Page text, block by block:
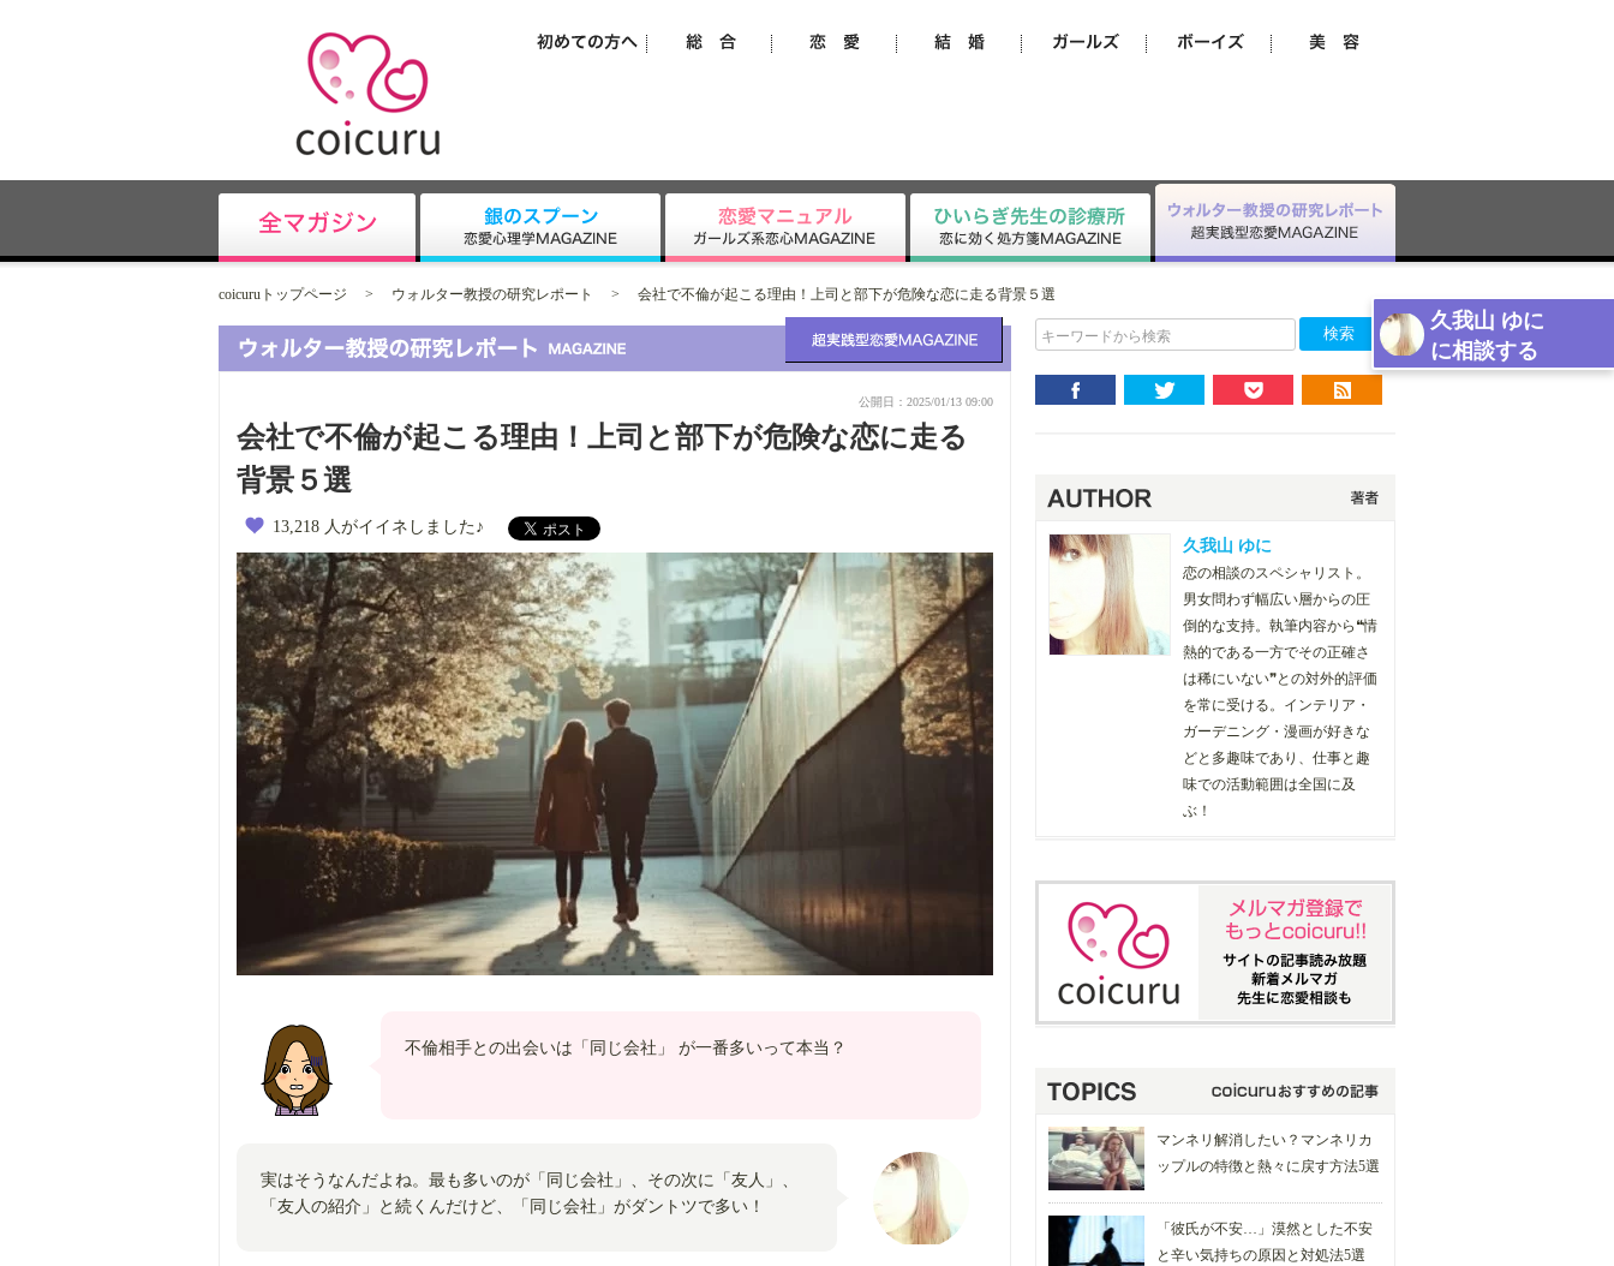
久我山 ゆに
に相談する
coicuruトップページ > ウォルター教授の研究レポート > 会社で不倫が起こる理由！上司と部下が危険な恋に走る背景５選
公開日：2025/01/13 09:00
会社で不倫が起こる理由！上司と部下が危険な恋に走る
背景５選
13,218 人がイイネしました♪
不倫相手との出会いは「同じ会社」 が一番多いって本当？
実はそうなんだよね。最も多いのが「同じ会社」、その次に「友人」、
「友人の紹介」と続くんだけど、「同じ会社」がダントツで多い！
キーワードから検索
久我山 ゆに
恋の相談のスペシャリスト。
男女問わず幅広い層からの圧
倒的な支持。執筆内容から❝情
熱的である一方でその正確さ
は稀にいない❞との対外的評価
を常に受ける。インテリア・
ガーデニング・漫画が好きな
どと多趣味であり、仕事と趣
味での活動範囲は全国に及
ぶ！
マンネリ解消したい？マンネリカ
ップルの特徴と熱々に戻す方法5選
「彼氏が不安…」漠然とした不安
と辛い気持ちの原因と対処法5選